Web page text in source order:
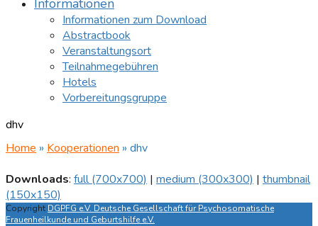
Informationen
Informationen zum Download
Abstractbook
Veranstaltungsort
Teilnahmegebühren
Hotels
Vorbereitungsgruppe
dhv
Home » Kooperationen » dhv
Downloads: full (700x700) | medium (300x300) | thumbnail
(150x150)
Copyright DGPFG e.V. Deutsche Gesellschaft für Psychosomatische
Frauenheilkunde und Geburtshilfe e.V.